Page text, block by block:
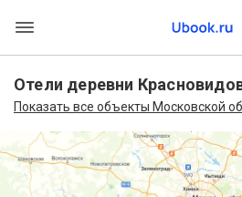
Отели деревни
Показать все объекты Московской